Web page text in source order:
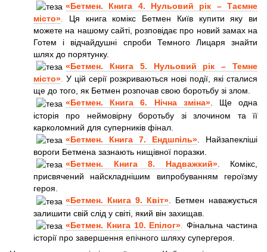
«Бетмен. Книга 4. Нульовий рік – Таємне
місто»
Ця книга комікс Бетмен Київ купити яку ви
можете на нашому сайті, розповідає про новий замах на
Готем і відчайдушні спроби Темного Лицаря знайти
шлях до порятунку.
«Бетмен. Книга 5. Нульовий рік – Темне
місто». У цій серії розкриваються нові події, які сталися
ще до того, як Бетмен розпочав свою боротьбу зі злом.
«Бетмен. Книга 6. Нічна зміна». Ще одна
історія про неймовірну боротьбу зі злочином та її
карколомний для суперників фінал.
«Бетмен. Книга 7. Ендшпіль» . Найзапекліші
вороги Бетмена зазнають нищівної поразки.
«Бетмен. Книга 8. Надважкий». Комікс,
присвячений найскладнішим випробуванням героїзму
героя.
«Бетмен. Книга 9. Квіт». Бетмен наважується
залишити свій слід у світі, який він захищав.
«Бетмен. Книга 10. Епілог»
Фінальна частина
історії про завершення епічного шляху супергероя.